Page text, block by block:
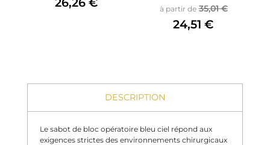
à partir de Prix de base
35,01 €Prix
24,51 €
DESCRIPTION
Le sabot de bloc opératoire bleu ciel répond aux
exigences strictes des environnements chirurgicaux